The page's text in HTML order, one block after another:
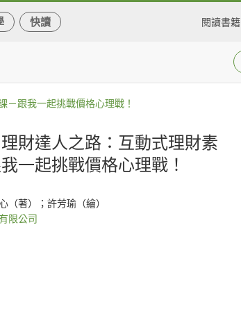
快讀 閱讀書籍
－跟我一起挑戰價格心理戰！
財達人之路：互動式理財素
一起挑戰價格心理戰！
（著）；許芳瑜（繪）
限公司